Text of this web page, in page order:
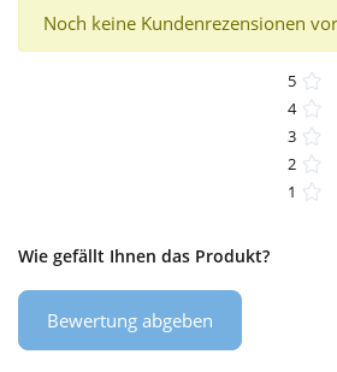
Noch keine Kundenrezensionen
5
4
3
2
1
Wie gefällt Ihnen das Produkt?
Bewertung abgeben